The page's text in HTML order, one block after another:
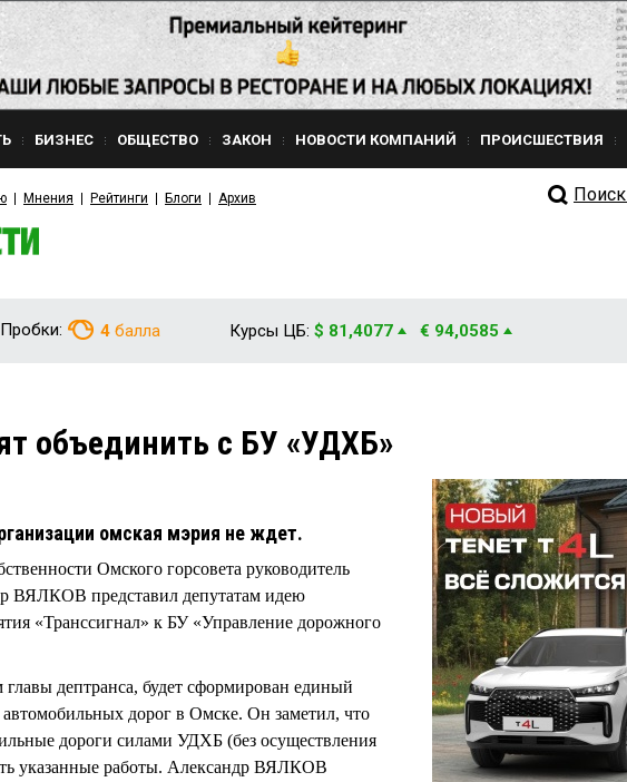
БИЗНЕС ОБЩЕСТВО ЗАКОН НОВОСТИ КОМПАНИЙ ПРОИСШЕСТВИЯ
Мнения Рейтинги Блоги Архив Поиск
Пробки: 4 балла Курсы ЦБ: $ 81,4077 € 94,0585
объединить с БУ «УДХБ»
омская мэрия не ждет.
Омского горсовета руководитель
ВЯЛКОВ представил депутатам идею
«Транссигнал» к БУ «Управление дорожного
дептранса, будет сформирован единый
дорог в Омске. Он заметил, что
дороги силами УДХБ (без осуществления
указанные работы. Александр ВЯЛКОВ